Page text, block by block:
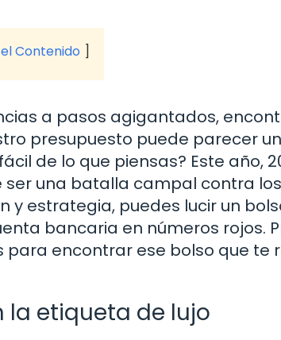
Contenido
a pasos agigantados,
presupuesto puede parecer
de lo que piensas? Este año,
una batalla campal contra
y estrategia, puedes lucir un
bancaria en números rojos.
encontrar ese bolso que te
la etiqueta de lujo